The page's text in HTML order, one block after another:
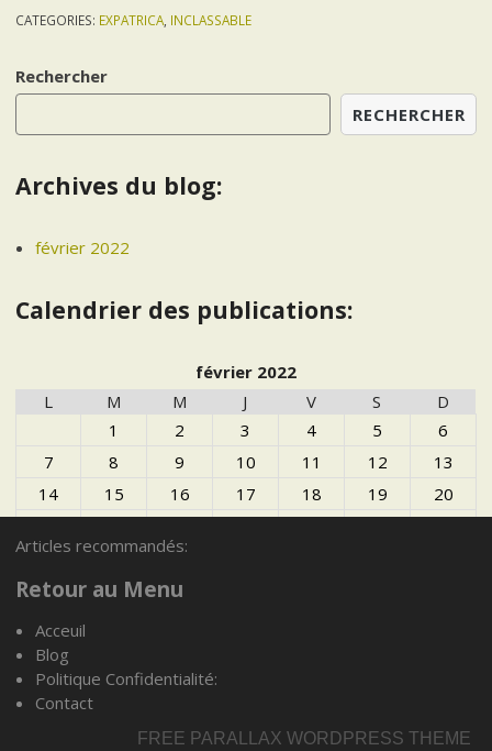
CATEGORIES: EXPATRICA INCLASSABLE
Rechercher
RECHERCHER
Archives du blog:
février 2022
Calendrier des publications:
février 2022
L
M M J V S
D
1
2 3 4 5
6
7
8 9 10 11 12
13
14
15 16 17 18 19
20
28
Articles recommandés:
Articles recommandés:
Retour au Menu
Acceuil
Blog
Politique Confidentialité:
Contact
FREE PARALLAX WORDPRESS THEME